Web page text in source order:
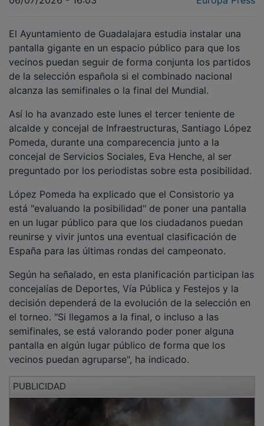
pantalla gigante en un espacio público para que los
vecinos puedan seguir de forma conjunta los partidos
de la selección española si el combinado nacional
alcanza las semifinales o la final del Mundial.
alcalde y concejal de Infraestructuras, Santiago López
Pomeda, durante una comparecencia junto a la
concejal de Servicios Sociales, Eva Henche, al ser
preguntado por los periodistas sobre esta posibilidad.
está "evaluando la posibilidad" de poner una pantalla
en un lugar público para que los ciudadanos puedan
reunirse y vivir juntos una eventual clasificación de
España para las últimas rondas del campeonato.
concejalías de Deportes, Vía Pública y Festejos y la
decisión dependerá de la evolución de la selección en
el torneo. "Si llegamos a la final, o incluso a las
semifinales, se está valorando poder poner alguna
pantalla en algún lugar público de forma que los
vecinos puedan agruparse", ha indicado.